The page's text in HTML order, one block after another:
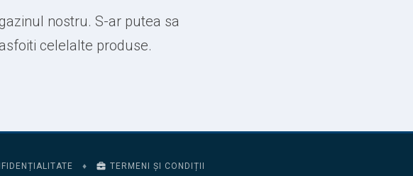
nostru. S-ar putea sa
celelalte produse.
♦ TERMENI ȘI CONDIȚII